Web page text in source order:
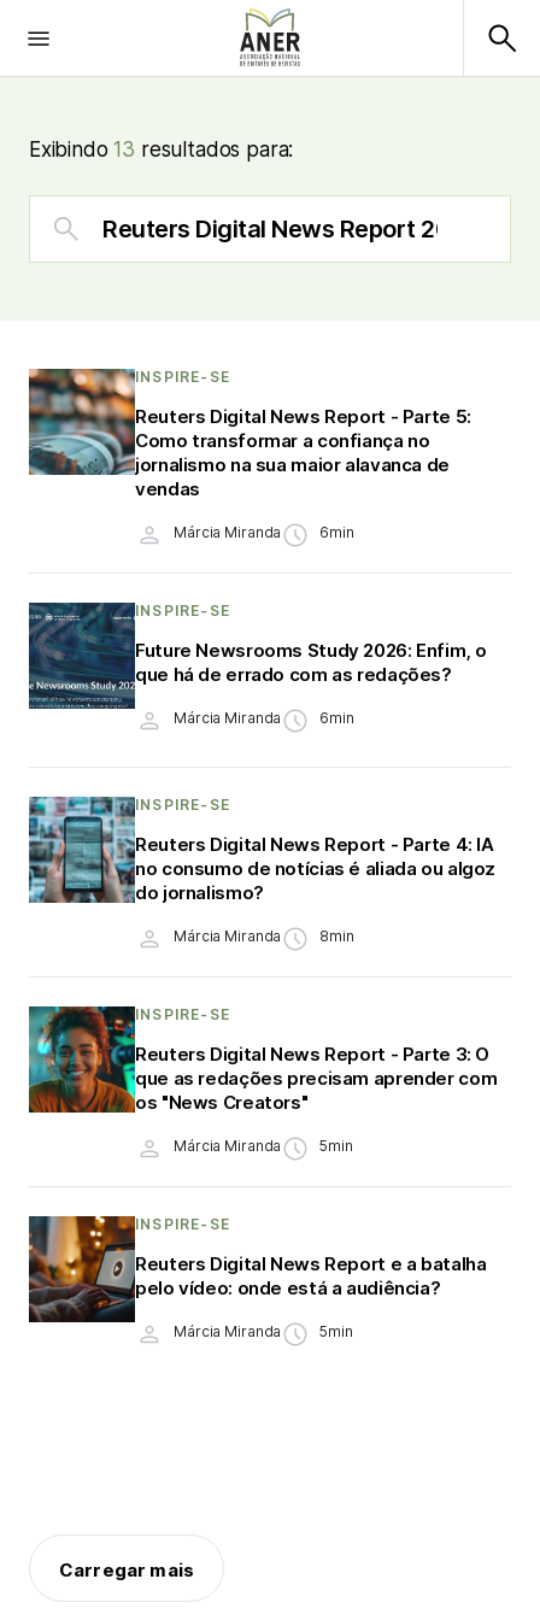
Exibindo13 resultados para:
INSPIRE-SE
Reuters Digital News Report - Parte 5:
Como transformar a confiança no
jornalismo na sua maior alavanca de
vendas
Márcia Miranda 6min
INSPIRE-SE
Future Newsrooms Study 2026: Enfim, o
que há de errado com as redações?
Márcia Miranda 6min
INSPIRE-SE
Reuters Digital News Report - Parte 4: IA
no consumo de notícias é aliada ou algoz
do jornalismo?
Márcia Miranda 8min
INSPIRE-SE
Reuters Digital News Report - Parte 3: O
que as redações precisam aprender com
os "News Creators"
Márcia Miranda 5min
INSPIRE-SE
Reuters Digital News Report e a batalha
pelo vídeo: onde está a audiência?
Márcia Miranda 5min
Carregar mais